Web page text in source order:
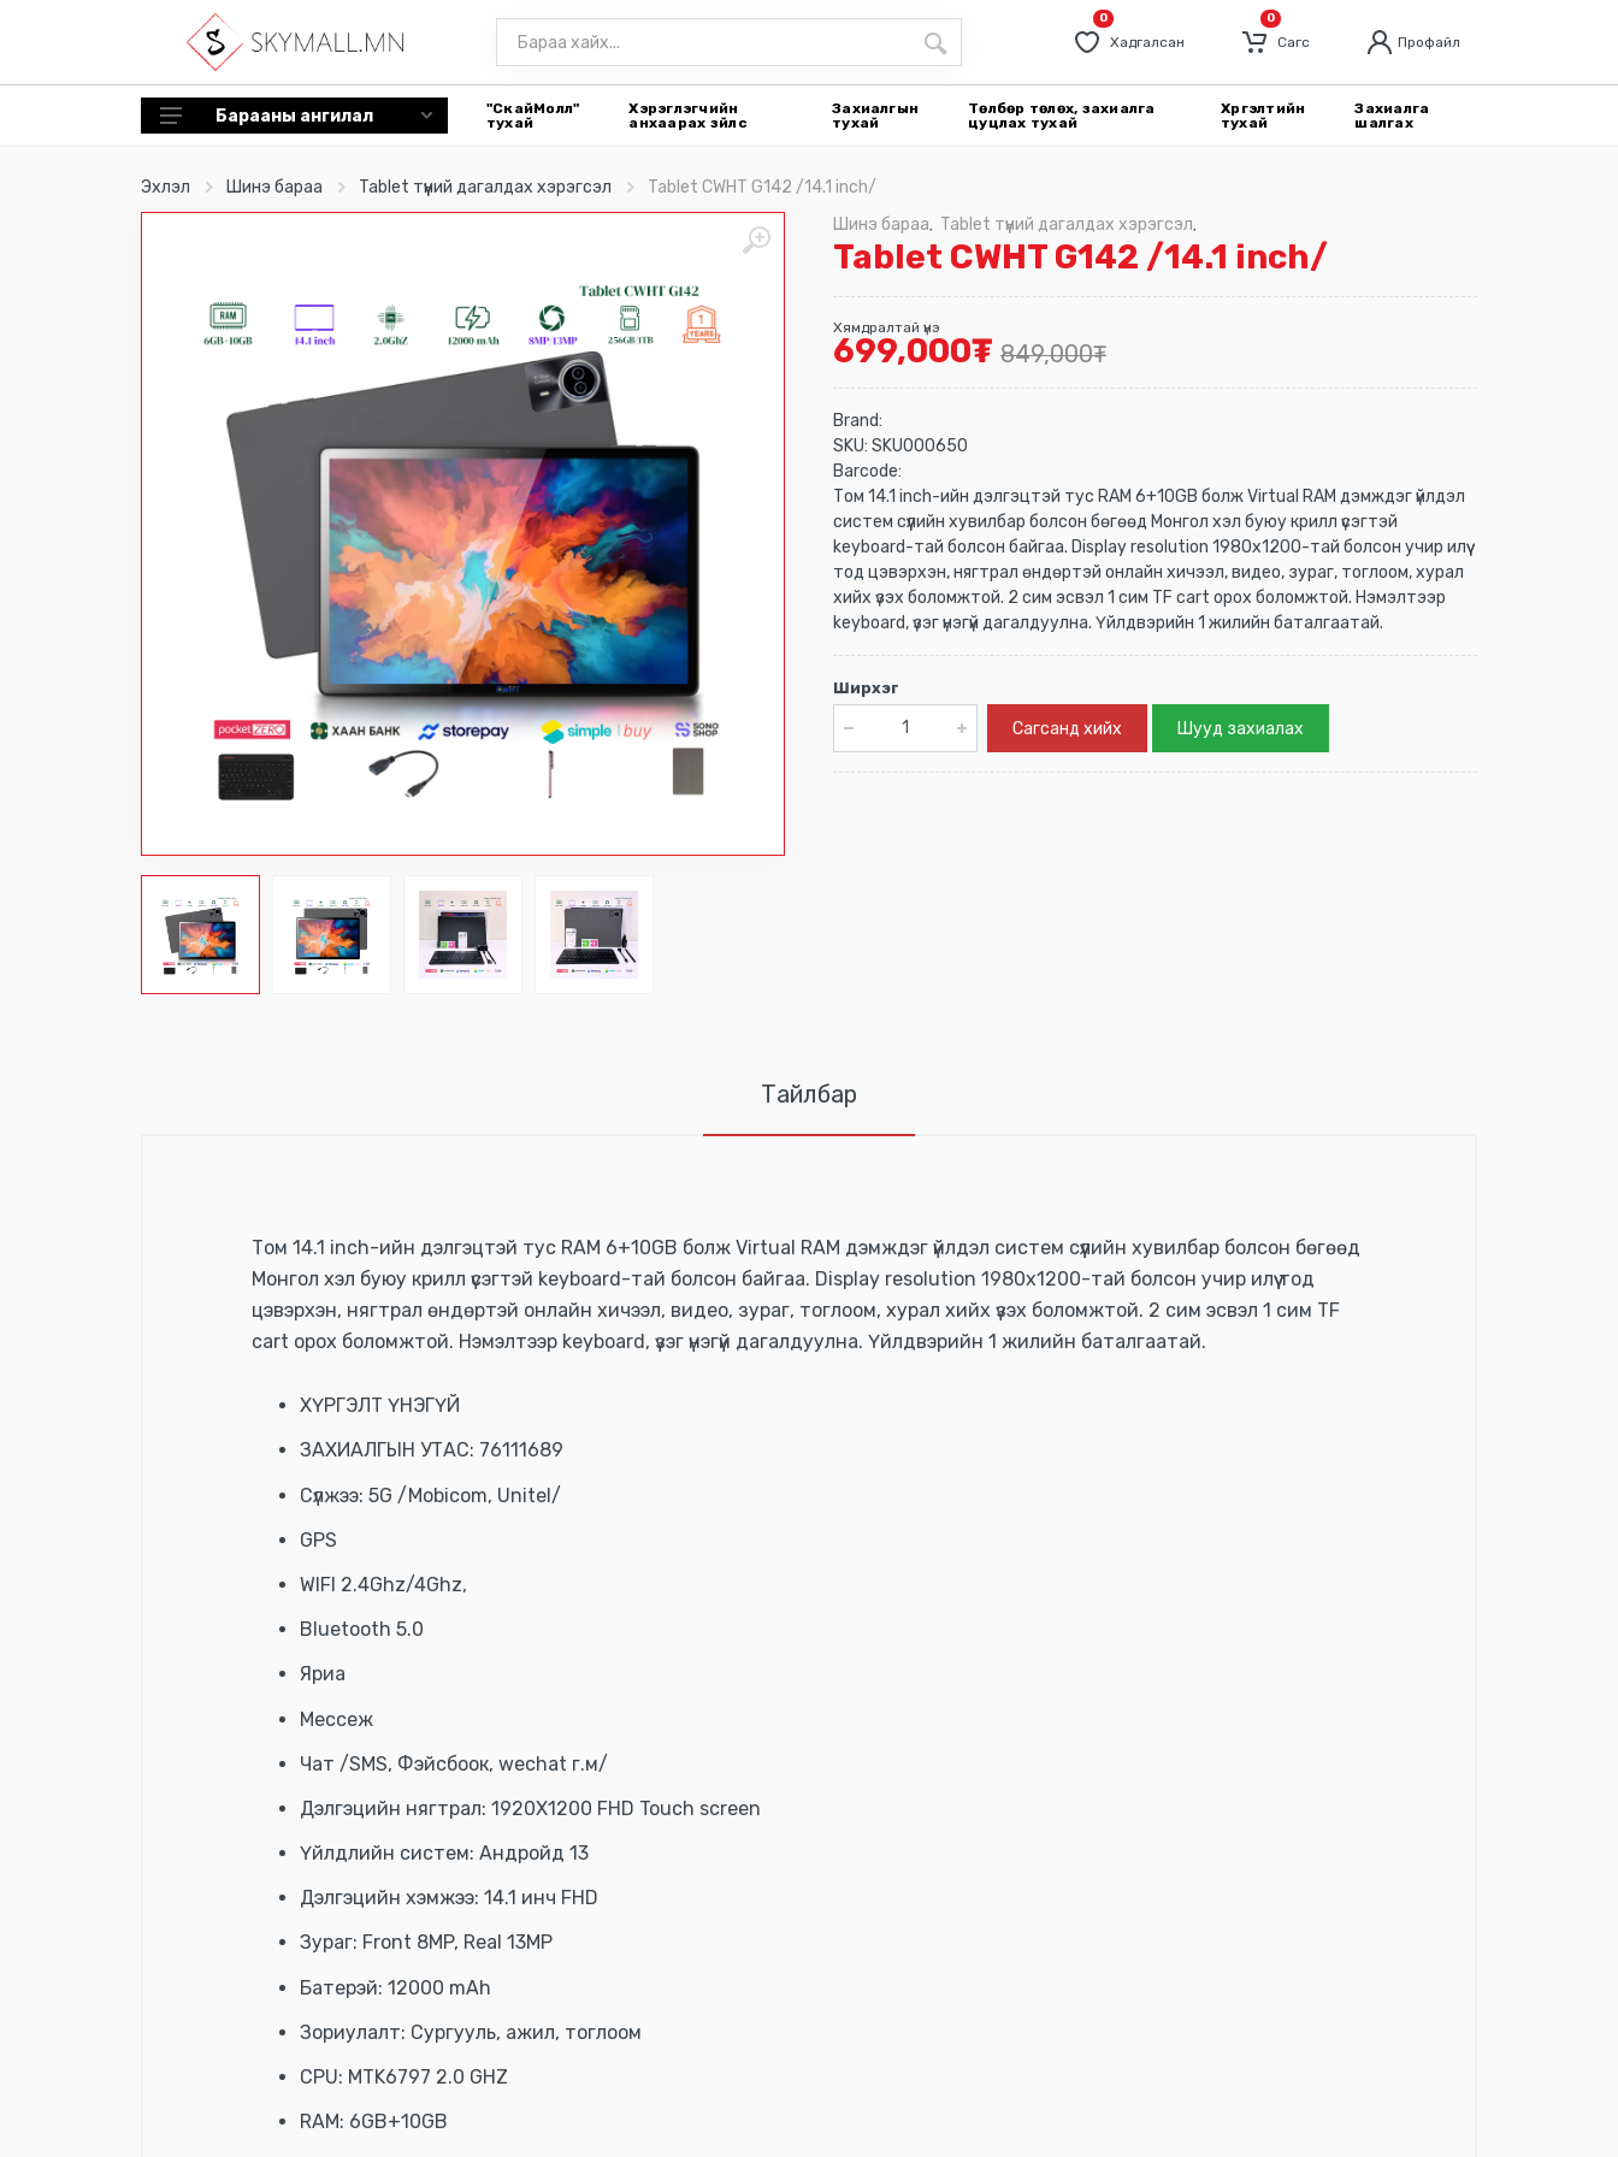
0
Хадгалсан
0
Cагс Профайл
Ухаалаг цаг, дагалдах хэрэгсэл
Машины нэмэлт дагалдах
Bluetooth speaker
Спорт хэрэгсэл, төхөөрөмж
Power bank
Аяны хэрэгсэл
Бэлэг дурсгал
Хямдарсан бараа
Projector
Барааны ангилал
"СкайМолл"
тухай
Хэрэглэгчийн
анхаарах зүйлс
Захиалгын
тухай
Төлбөр төлөх, захиалга
цуцлах тухай
Хүргэлтийн
тухай
Захиалга
шалгах
Эхлэл Шинэ бараа Tablet түүний дагалдах хэрэгсэл
Tablet CWHT G142 /14.1 inch/
Шинэ бараа, Tablet түүний дагалдах хэрэгсэл,
Tablet CWHT G142 /14.1 inch/
Хямдралтай үнэ
699,000₮ 849,000₮
Brand:
SKU: SKU000650
Barcode:
Том 14.1 inch-ийн дэлгэцтэй тус RAM 6+10GB болж Virtual RAM дэмждэг үйлдэл
систем сүүлийн хувилбар болсон бөгөөд Монгол хэл буюу крилл үсэгтэй
keyboard-тай болсон байгаа. Display resolution 1980x1200-тай болсон учир илүү
тод цэвэрхэн, нягтрал өндөртэй онлайн хичээл, видео, зураг, тоглоом, хурал
хийх үзэх боломжтой. 2 сим эсвэл 1 сим TF cart орох боломжтой. Нэмэлтээр
keyboard, үзэг үнэгүй дагалдуулна. Үйлдвэрийн 1 жилийн баталгаатай.
Ширхэг
Сагсанд хийх Шууд захиалах
Тайлбар
Том 14.1 inch-ийн дэлгэцтэй тус RAM 6+10GB болж Virtual RAM дэмждэг үйлдэл систем сүүлийн хувилбар болсон бөгөөд
Монгол хэл буюу крилл үсэгтэй keyboard-тай болсон байгаа. Display resolution 1980x1200-тай болсон учир илүү тод
цэвэрхэн, нягтрал өндөртэй онлайн хичээл, видео, зураг, тоглоом, хурал хийх үзэх боломжтой. 2 сим эсвэл 1 сим TF
cart орох боломжтой. Нэмэлтээр keyboard, үзэг үнэгүй дагалдуулна. Үйлдвэрийн 1 жилийн баталгаатай.
ХҮРГЭЛТ ҮНЭГҮЙ
ЗАХИАЛГЫН УТАС: 76111689
Сүлжээ: 5G /Mobicom, Unitel/
GPS
WIFI 2.4Ghz/4Ghz,
Bluetooth 5.0
Яриа
Мессеж
Чат /SMS, Фэйсбоок, wechat г.м/
Дэлгэцийн нягтрал: 1920X1200 FHD Touch screen
Үйлдлийн систем: Андройд 13
Дэлгэцийн хэмжээ: 14.1 инч FHD
Зураг: Front 8MP, Real 13MP
Батерэй: 12000 mAh
Зориулалт: Сургууль, ажил, тоглоом
CPU: MTK6797 2.0 GHZ
RAM: 6GB+10GB